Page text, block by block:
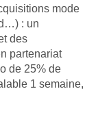
mode
: un
des
partenariat
de 25% de
1 semaine,